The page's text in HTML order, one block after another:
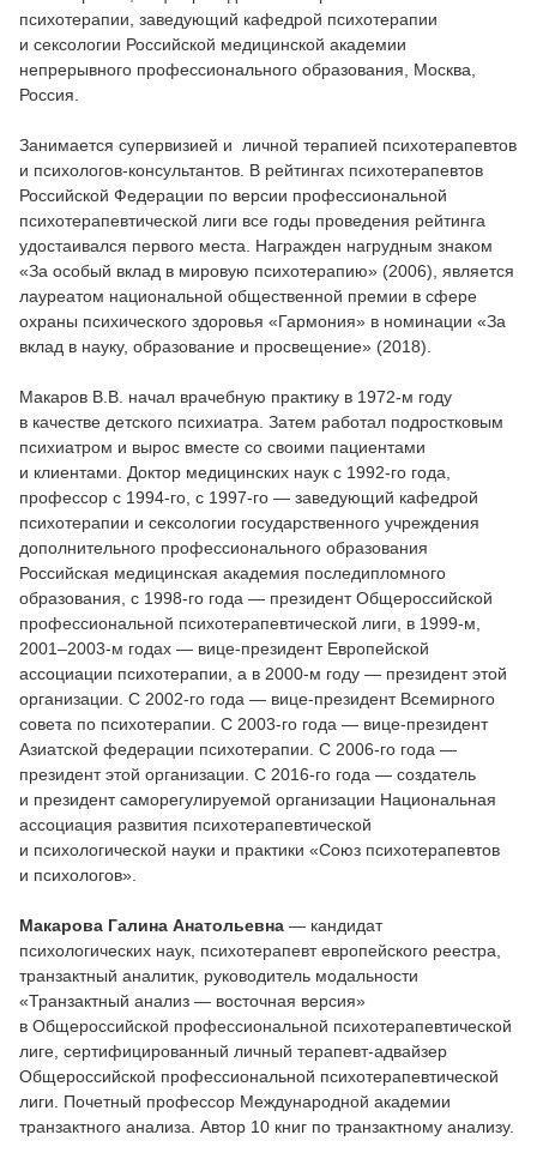
психотерапии, заведующий кафедрой психотерапии
и сексологии Российской медицинской академии
непрерывного профессионального образования, Москва,
Россия.
Занимается супервизией и личной терапией психотерапевтов
и психологов-консультантов. В рейтингах психотерапевтов
Российской Федерации по версии профессиональной
психотерапевтической лиги все годы проведения рейтинга
удостаивался первого места. Награжден нагрудным знаком
«За особый вклад в мировую психотерапию» (2006), является
лауреатом национальной общественной премии в сфере
охраны психического здоровья «Гармония» в номинации «За
вклад в науку, образование и просвещение» (2018).
Макаров В.В. начал врачебную практику в 1972-м году
в качестве детского психиатра. Затем работал подростковым
психиатром и вырос вместе со своими пациентами
и клиентами. Доктор медицинских наук с 1992-го года,
профессор с 1994-го, с 1997-го — заведующий кафедрой
психотерапии и сексологии государственного учреждения
дополнительного профессионального образования
Российская медицинская академия последипломного
образования, с 1998-го года — президент Общероссийской
профессиональной психотерапевтической лиги, в 1999-м,
2001–2003-м годах — вице-президент Европейской
ассоциации психотерапии, а в 2000-м году — президент этой
организации. С 2002-го года — вице-президент Всемирного
совета по психотерапии. С 2003-го года — вице-президент
Азиатской федерации психотерапии. С 2006-го года —
президент этой организации. С 2016-го года — создатель
и президент саморегулируемой организации Национальная
ассоциация развития психотерапевтической
и психологической науки и практики «Союз психотерапевтов
и психологов».
Макарова Галина Анатольевна — кандидат
психологических наук, психотерапевт европейского реестра,
транзактный аналитик, руководитель модальности
«Транзактный анализ — восточная версия»
в Общероссийской профессиональной психотерапевтической
лиге, сертифицированный личный терапевт-адвайзер
Общероссийской профессиональной психотерапевтической
лиги. Почетный профессор Международной академии
транзактного анализа. Автор 10 книг по транзактному анализу.